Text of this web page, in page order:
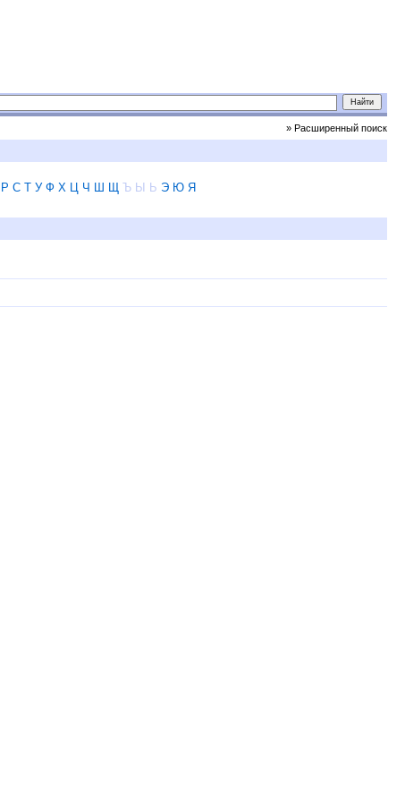
» Расширенный поиск
Р С Т У Ф Х Ц Ч Ш Щ Ъ Ы Ь Э Ю Я